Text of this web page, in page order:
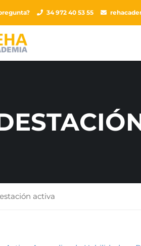
34 972 40 53 55
activa